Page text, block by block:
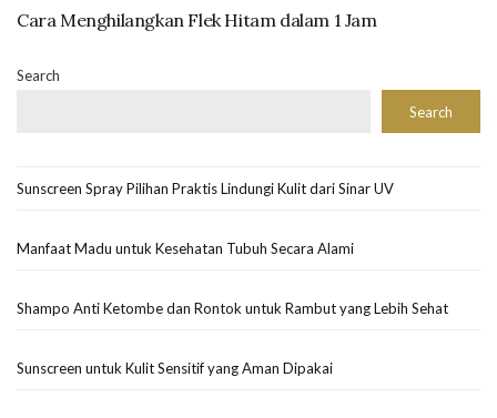
Cara Menghilangkan Flek Hitam dalam 1 Jam
Search
Search
Sunscreen Spray Pilihan Praktis Lindungi Kulit dari Sinar UV
Manfaat Madu untuk Kesehatan Tubuh Secara Alami
Shampo Anti Ketombe dan Rontok untuk Rambut yang Lebih Sehat
Sunscreen untuk Kulit Sensitif yang Aman Dipakai